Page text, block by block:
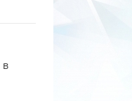
в